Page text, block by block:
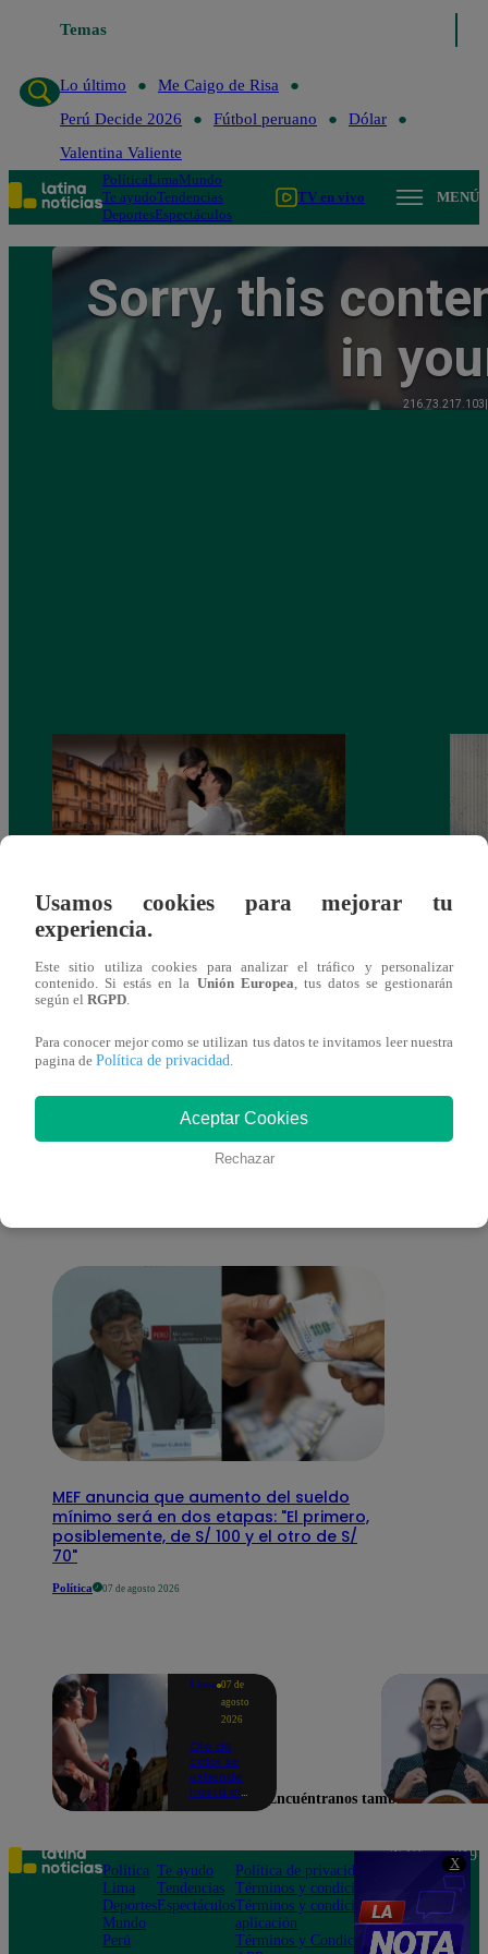
X
Temas
Lo último
Me Caigo de Risa
Perú Decide 2026
Fútbol peruano
Dólar
Valentina Valiente
PolíticaLimaMundo
Te ayudoTendencias
DeportesEspectáculos
TV en vivo MENÚ
Latina estrenará el 28 de abril “Mi vida
eres tú”: una historia de cartas y amor que
lo cambiará todo
También te puede
MEF anuncia que aumento del sueldo
mínimo será en dos etapas: "El primero,
posiblemente, de S/ 100 y el otro de S/
70"
Política 07 de agosto 2026
Lima 07 de
agosto
2026
Ola de
calor se
extiende
hasta el
Lima y
otras 16
regiones
Usamos cookies para mejorar tu
experiencia.
Este sitio utiliza cookies para analizar el tráfico y personalizar
contenido. Si estás en la Unión Europea , tus datos se gestionarán
según el RGPD
Para conocer mejor como se utilizan tus datos te invitamos leer nuestra
pagina de Política de privacidad
Aceptar Cookies
Rechazar
Encuéntranos también en
Política
Lima
Deportes
Mundo
Perú
Te ayudo
Tendencias
Espectáculos
Política de privacidad
Términos y condiciones
Términos y condiciones
aplicación
Términos y Condiciones
Teléfono: 219
Av. San
Felipe 968
Jesús María